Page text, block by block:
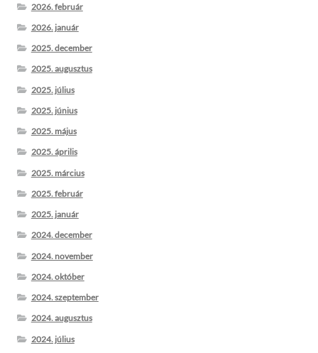
2026. február
2026. január
2025. december
2025. augusztus
2025. július
2025. június
2025. május
2025. április
2025. március
2025. február
2025. január
2024. december
2024. november
2024. október
2024. szeptember
2024. augusztus
2024. július